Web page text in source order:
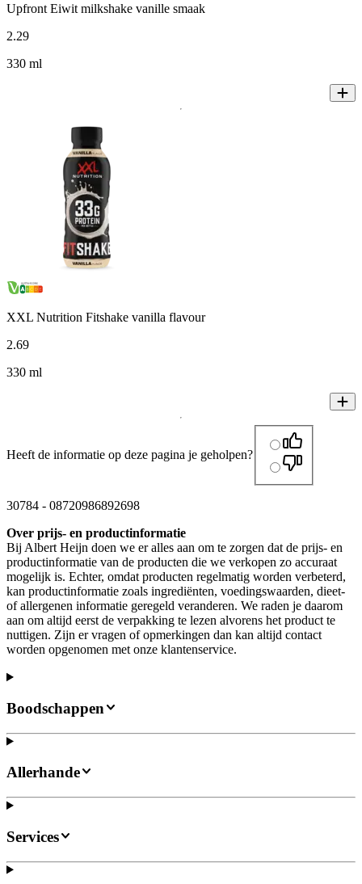
Upfront Eiwit milkshake vanille smaak
2.29
330 ml
XXL Nutrition Fitshake vanilla flavour
2.69
330 ml
Heeft de informatie op deze pagina je geholpen?
30784 - 08720986892698
Over prijs- en productinformatie
Bij Albert Heijn doen we er alles aan om te zorgen dat de prijs- en
productinformatie van de producten die we verkopen zo accuraat
mogelijk is. Echter, omdat producten regelmatig worden verbeterd,
kan productinformatie zoals ingrediënten, voedingswaarden, dieet-
of allergenen informatie geregeld veranderen. We raden je daarom
aan om altijd eerst de verpakking te lezen alvorens het product te
nuttigen. Zijn er vragen of opmerkingen dan kan altijd contact
worden opgenomen met onze klantenservice.
Boodschappen
Allerhande
Services